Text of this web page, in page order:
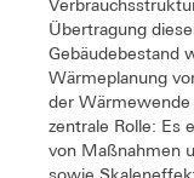
Übertragung
Gebäudebestand
Wärmeplanung
der Wärmewende
zentrale Rolle: Es
von Maßnahmen